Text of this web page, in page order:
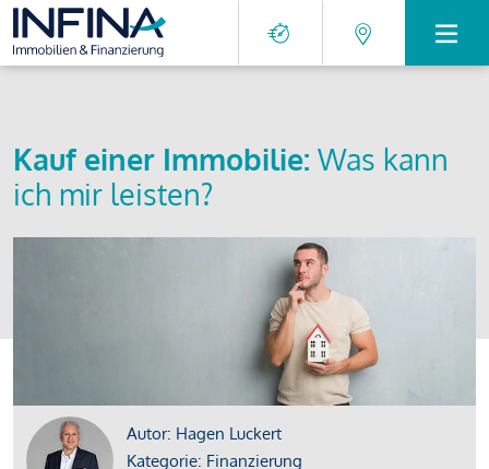
Kauf einer Immobilie: Was kann
ich mir leisten?
Autor: Hagen Luckert
Kategorie: Finanzierung